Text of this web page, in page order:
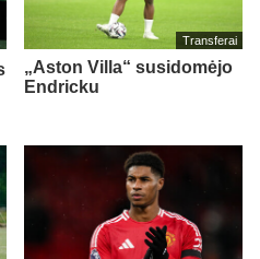
Transferai
„Aston Villa“ susidomėjo
Endricku